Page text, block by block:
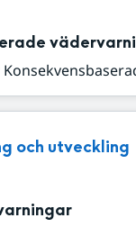
och utveckling